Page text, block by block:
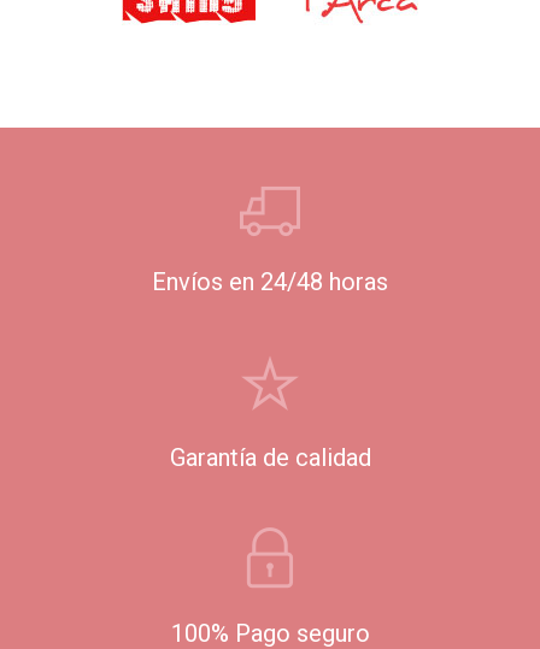
Envíos en 24/48 horas
Garantía de calidad
100% Pago seguro